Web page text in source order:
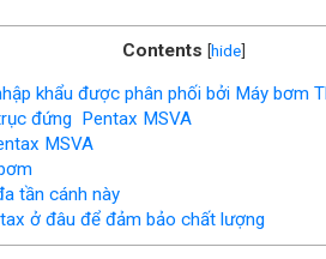
Contents [hide]
khẩu được phân phối bởi Máy bơm
đứng Pentax MSVA
MSVA
tần cánh này
ở đâu để đảm bảo chất lượng